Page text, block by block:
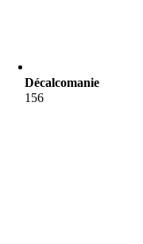
Décalcomanie
156